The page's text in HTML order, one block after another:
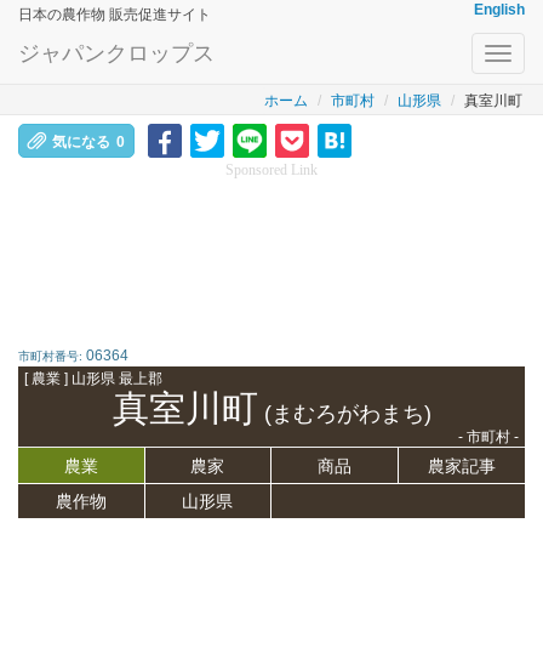
日本の農作物 販売促進サイト English
ジャパンクロップス
ホーム 市町村 山形県 真室川町
気になる 0
Sponsored Link
市町村番号: 06364
[ 農業 ] 山形県 最上郡
真室川町 (まむろがわまち)
- 市町村 -
農業 農家 商品
農家記事
農作物
山形県